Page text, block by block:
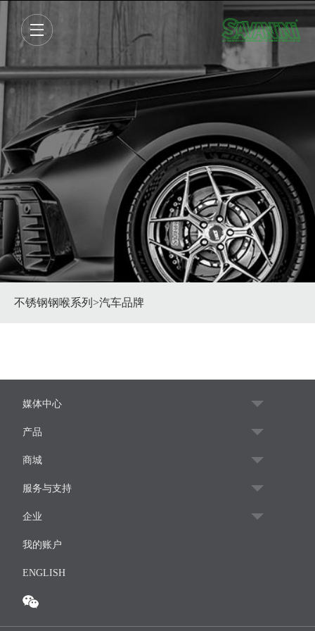
不锈钢钢喉系列 >汽车品牌
媒体中心
产品
商城
服务与支持
企业
我的账户
ENGLISH